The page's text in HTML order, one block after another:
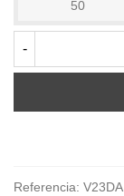
50
-
Referencia: V23DA